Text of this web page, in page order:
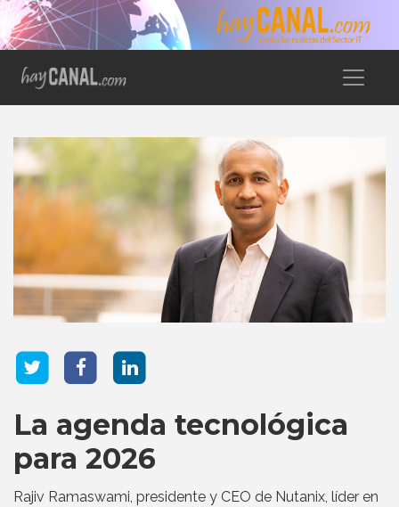
La agenda tecnológica
para 2026
Rajiv Ramaswami, presidente y CEO de Nutanix, líder en